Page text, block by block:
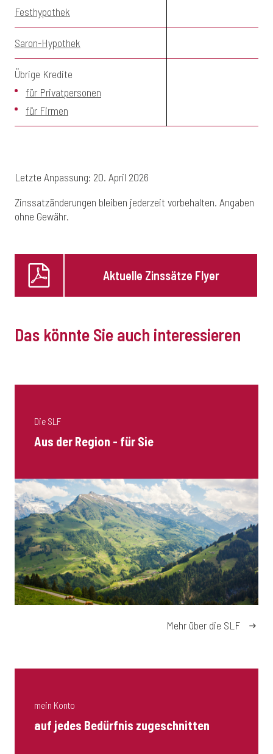
Festhypothek
Saron-Hypothek
Übrige Kredite
für Privatpersonen
für Firmen
Letzte Anpassung: 20. April 2026
Zinssatzänderungen bleiben jederzeit vorbehalten. Angaben
ohne Gewähr.
Aktuelle Zinssätze Flyer
Das könnte Sie auch interessieren
Die SLF
Aus der Region - für Sie
Mehr über die SLF
mein Konto
auf jedes Bedürfnis zugeschnitten